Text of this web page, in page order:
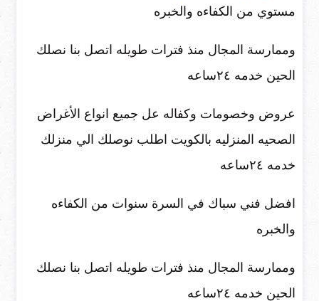
مستوي من الكفاءه والخبره
وممارسة المجال منذ فترات طويله اتصل بنا نصلك
الحين خدمه ٢٤ساعه
عروض وخصومات وكفاله عل جميع انواع الأغراض
الصحيه المنزليه بالكويت اطلب نوصلك الي منزلك
خدمه ٢٤ساعه
افضل فني سباك في السرة سنوات من الكفاءه
والخبره
وممارسة المجال منذ فترات طويله اتصل بنا نصلك
الحين خدمه ٢٤ساعه